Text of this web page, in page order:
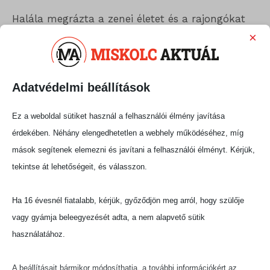
Halála megrázta a zenei életet és a rajongókat
egyaránt. Sokan búcsúznak tőle úgy, mint attól
az előadótól, aki évtizedeken át megtestesítette
a lendületet, az életörömöt és a rock and roll
szabadságát.
Fenyő Miklós öröksége dalaiban, koncertjeinek
emlékeiben és a magyar könnyűzene
történetében él tovább.
Adatvédelmi beállítások
×
Ez a weboldal sütiket használ a felhasználói élmény javítása
érdekében. Néhány elengedhetetlen a webhely működéséhez, míg
mások segítenek elemezni és javítani a felhasználói élményt. Kérjük,
tekintse át lehetőségeit, és válasszon.
Ha 16 évesnél fiatalabb, kérjük, győződjön meg arról, hogy szülője
vagy gyámja beleegyezését adta, a nem alapvető sütik
használatához.
A beállításait bármikor módosíthatja, a további információkért az